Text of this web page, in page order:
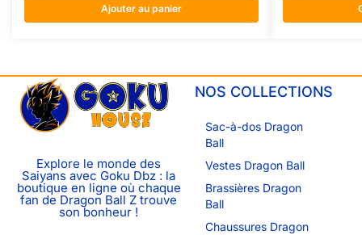
Ajouter au panier
Explore le monde des
Saiyans avec Goku Dbz : la
boutique en ligne où chaque
fan de Dragon Ball Z trouve
son bonheur !
NOS COLLECTIONS
Sac-à-dos Dragon
Ball
Vestes Dragon Ball
Brassières Dragon
Ball
Chaussures Dragon